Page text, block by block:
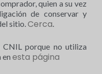
quien a su vez
de conservar y
sitio.Cerca.
porque no utiliza
en esta página